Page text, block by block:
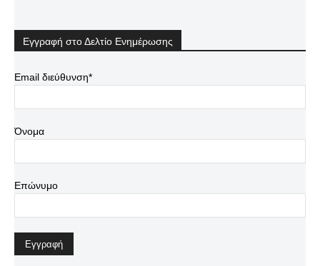
Εγγραφή στο Δελτίο Ενημέρωσης
Email διεύθυνση*
Όνομα
Επώνυμο